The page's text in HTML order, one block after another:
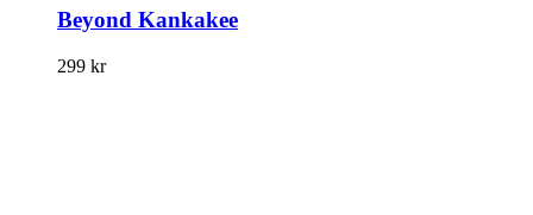
Beyond Kankakee
299 kr